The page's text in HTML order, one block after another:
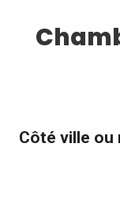
Côté ville ou